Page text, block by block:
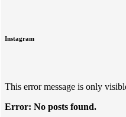
Instagram
This error message is only
Error: No posts found.